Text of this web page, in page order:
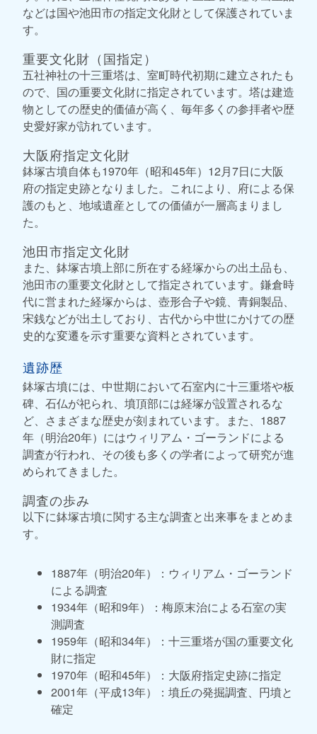
などは国や池田市の指定文化財として保護されていま
す。
重要文化財（国指定）
五社神社の十三重塔は、室町時代初期に建立されたも
ので、国の重要文化財に指定されています。塔は建造
物としての歴史的価値が高く、毎年多くの参拝者や歴
史愛好家が訪れています。
大阪府指定文化財
鉢塚古墳自体も1970年（昭和45年）12月7日に大阪
府の指定史跡となりました。これにより、府による保
護のもと、地域遺産としての価値が一層高まりまし
た。
池田市指定文化財
また、鉢塚古墳上部に所在する経塚からの出土品も、
池田市の重要文化財として指定されています。鎌倉時
代に営まれた経塚からは、壺形合子や鏡、青銅製品、
宋銭などが出土しており、古代から中世にかけての歴
史的な変遷を示す重要な資料とされています。
遺跡歴
鉢塚古墳には、中世期において石室内に十三重塔や板
碑、石仏が祀られ、墳頂部には経塚が設置されるな
ど、さまざまな歴史が刻まれています。また、1887
年（明治20年）にはウィリアム・ゴーランドによる
調査が行われ、その後も多くの学者によって研究が進
められてきました。
調査の歩み
以下に鉢塚古墳に関する主な調査と出来事をまとめま
す。
1887年（明治20年）：ウィリアム・ゴーランド
による調査
1934年（昭和9年）：梅原末治による石室の実
測調査
1959年（昭和34年）：十三重塔が国の重要文化
財に指定
1970年（昭和45年）：大阪府指定史跡に指定
2001年（平成13年）：墳丘の発掘調査、円墳と
確定